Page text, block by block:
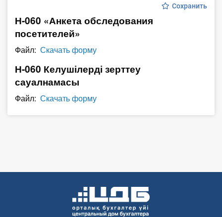
О Системе
Обучение
Тарифы
Тестирование для
бухгалтера
Сохранить
Н-060 «Анкета обследования
посетителей»
Файл: Скачать форму
Н-060 Келушілерді зерттеу
сауалнамасы
Файл: Скачать форму